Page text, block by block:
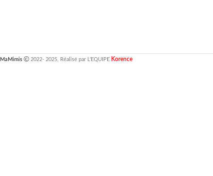
MaMimis 2022- 2025, Réalisé par L'EQUIPE Korence